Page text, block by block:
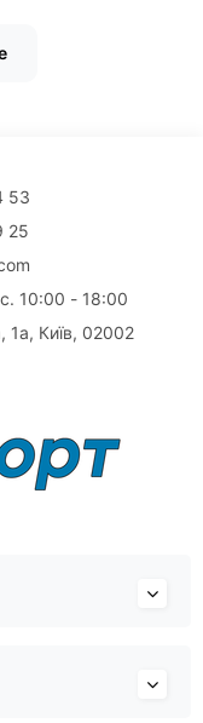
53
25
10:00 - 18:00
1а, Київ, 02002